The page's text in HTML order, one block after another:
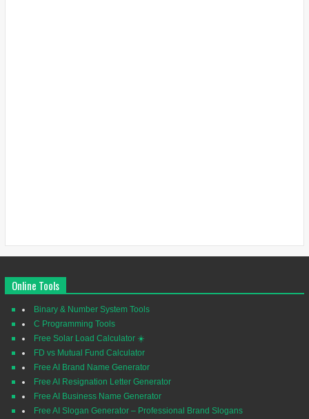
Online Tools
Binary & Number System Tools
C Programming Tools
Free Solar Load Calculator ☀️
FD vs Mutual Fund Calculator
Free AI Brand Name Generator
Free AI Resignation Letter Generator
Free AI Business Name Generator
Free AI Slogan Generator – Professional Brand Slogans